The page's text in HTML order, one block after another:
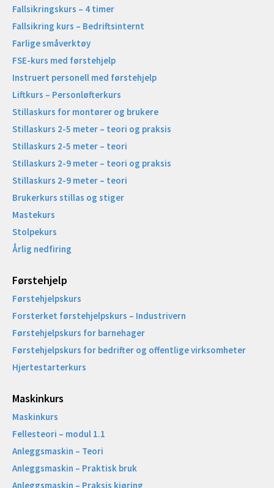
Fallsikringskurs – 4 timer
Fallsikring kurs – Bedriftsinternt
Farlige småverktøy
FSE-kurs med førstehjelp
Instruert personell med førstehjelp
Liftkurs – Personløfterkurs
Stillaskurs for montører og brukere
Stillaskurs 2-5 meter – teori og praksis
Stillaskurs 2-5 meter – teori
Stillaskurs 2-9 meter – teori og praksis
Stillaskurs 2-9 meter – teori
Brukerkurs stillas og stiger
Mastekurs
Stolpekurs
Årlig nedfiring
Førstehjelp
Førstehjelpskurs
Forsterket førstehjelpskurs – Industrivern
Førstehjelpskurs for barnehager
Førstehjelpskurs for bedrifter og offentlige virksomheter
Hjertestarterkurs
Maskinkurs
Maskinkurs
Fellesteori – modul 1.1
Anleggsmaskin – Teori
Anleggsmaskin – Praktisk bruk
Anleggsmaskin – Praksis kjøring